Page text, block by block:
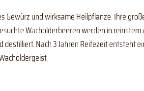
Gewürz und wirksame Heilpflanze. Ihre
Wacholderbeeren werden in reinstem
destilliert. Nach 3 Jahren Reifezeit entsteht